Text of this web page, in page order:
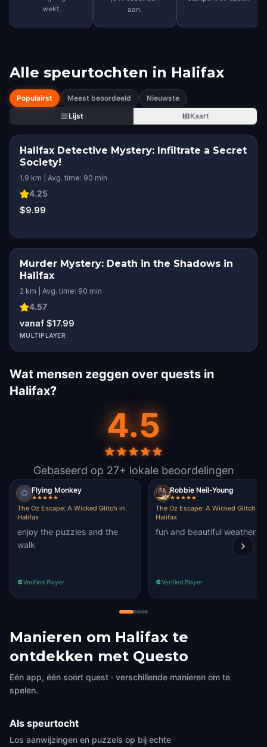
wekt.
aan.
Alle speurtochten in Halifax
Populairst Meest beoordeeld
Nieuwste
Lijst
Kaart
Halifax Detective Mystery: Infiltrate a Secret
Society!
1.9 km | Avg. time: 90 min
4.25
$9.99
Murder Mystery: Death in the Shadows in
Halifax
2 km | Avg. time: 90 min
4.57
vanaf $17.99
MULTIPLAYER
Wat mensen zeggen over quests in
Halifax?
4.5
Gebaseerd op 27+ lokale beoordelingen
Flying Monkey
The Oz Escape: A Wicked Glitch in
Halifax
enjoy the puzzles and the
walk
Verified Player
Robbie Neil-Young
The Oz Escape: A Wicked Glitch in
Halifax
fun and beautiful weather
Verified Player
Manieren om Halifax te
ontdekken met Questo
Eén app, één soort quest · verschillende manieren om te
spelen.
Als speurtocht
Los aanwijzingen en puzzels op bij echte